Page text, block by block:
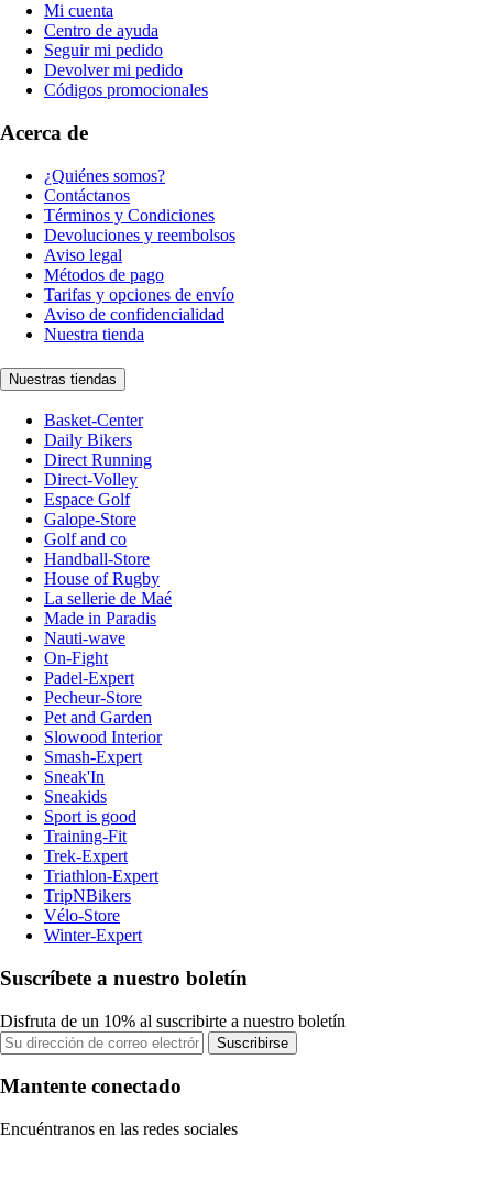
Mi cuenta
Centro de ayuda
Seguir mi pedido
Devolver mi pedido
Códigos promocionales
Acerca de
¿Quiénes somos?
Contáctanos
Términos y Condiciones
Devoluciones y reembolsos
Aviso legal
Métodos de pago
Tarifas y opciones de envío
Aviso de confidencialidad
Nuestra tienda
Nuestras tiendas
Basket-Center
Daily Bikers
Direct Running
Direct-Volley
Espace Golf
Galope-Store
Golf and co
Handball-Store
House of Rugby
La sellerie de Maé
Made in Paradis
Nauti-wave
On-Fight
Padel-Expert
Pecheur-Store
Pet and Garden
Slowood Interior
Smash-Expert
Sneak'In
Sneakids
Sport is good
Training-Fit
Trek-Expert
Triathlon-Expert
TripNBikers
Vélo-Store
Winter-Expert
Suscríbete a nuestro boletín
Disfruta de un 10% al suscribirte a nuestro boletín
Suscribirse
Mantente conectado
Encuéntranos en las redes sociales